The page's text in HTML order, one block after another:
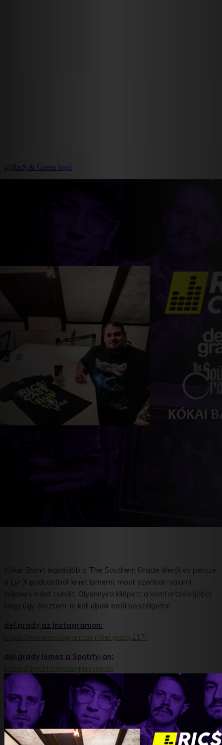
Kókai Barnit leginkább a The Southern Oracle éléről és persze
a Lyr X podcastból lehet ismerni, most azonban valami
teljesen mást csinált. Olyannyira kilépett a komfortzónájából,
hogy úgy éreztem, le kell üljünk erről beszélgetni!
del.grady az Instagramon:
https://www.instagram.com/del.grady217/
del.grady lemez a Spotify-on:
https://tinyurl.com/delgradyspoti
The Southern Oracle az Instagramon:
https://www.instagram.com/thesouthernoracle/
The Southern Oracle a Facebookon:
https://www.facebook.com/thesouthernoraclehu